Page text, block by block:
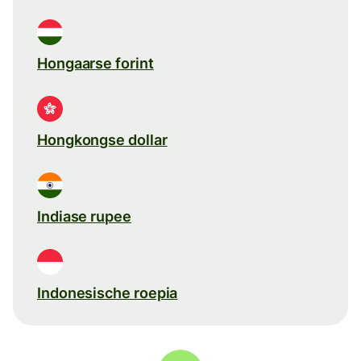
Hongaarse forint
Hongkongse dollar
Indiase rupee
Indonesische roepia